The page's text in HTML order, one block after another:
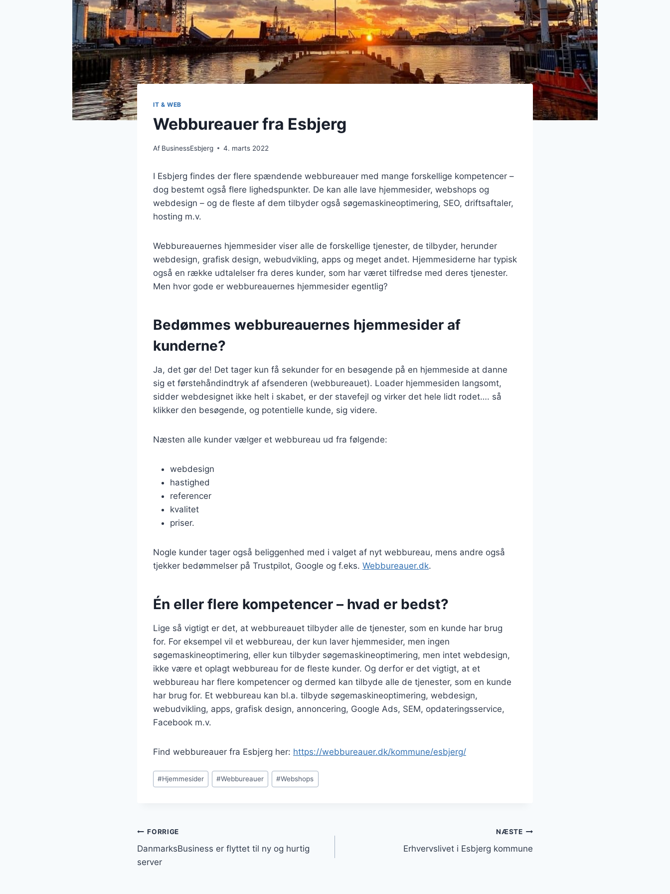
IT & WEB
Webbureauer fra Esbjerg
Af BusinessEsbjerg 4. marts 2022
I Esbjerg findes der flere spændende webbureauer med mange forskellige kompetencer –
dog bestemt også flere lighedspunkter. De kan alle lave hjemmesider, webshops og
webdesign – og de fleste af dem tilbyder også søgemaskineoptimering, SEO, driftsaftaler,
hosting m.v.
Webbureauernes hjemmesider viser alle de forskellige tjenester, de tilbyder, herunder
webdesign, grafisk design, webudvikling, apps og meget andet. Hjemmesiderne har typisk
også en række udtalelser fra deres kunder, som har været tilfredse med deres tjenester.
Men hvor gode er webbureauernes hjemmesider egentlig?
Bedømmes webbureauernes hjemmesider af
kunderne?
Ja, det gør de! Det tager kun få sekunder for en besøgende på en hjemmeside at danne
sig et førstehåndindtryk af afsenderen (webbureauet). Loader hjemmesiden langsomt,
sidder webdesignet ikke helt i skabet, er der stavefejl og virker det hele lidt rodet…. så
klikker den besøgende, og potentielle kunde, sig videre.
Næsten alle kunder vælger et webbureau ud fra følgende:
webdesign
hastighed
referencer
kvalitet
priser.
Nogle kunder tager også beliggenhed med i valget af nyt webbureau, mens andre også
tjekker bedømmelser på Trustpilot, Google og f.eks. Webbureauer.dk.
Én eller flere kompetencer – hvad er bedst?
Lige så vigtigt er det, at webbureauet tilbyder alle de tjenester, som en kunde har brug
for. For eksempel vil et webbureau, der kun laver hjemmesider, men ingen
søgemaskineoptimering, eller kun tilbyder søgemaskineoptimering, men intet webdesign,
ikke være et oplagt webbureau for de fleste kunder. Og derfor er det vigtigt, at et
webbureau har flere kompetencer og dermed kan tilbyde alle de tjenester, som en kunde
har brug for. Et webbureau kan bl.a. tilbyde søgemaskineoptimering, webdesign,
webudvikling, apps, grafisk design, annoncering, Google Ads, SEM, opdateringsservice,
Facebook m.v.
Find webbureauer fra Esbjerg her: https://webbureauer.dk/kommune/esbjerg/
Indlæg-
tags:
#Hjemmesider #Webbureauer #Webshops
Indlægsnavigation
FORRIGE
DanmarksBusiness er flyttet til ny og hurtig
server
NÆSTE
Erhvervslivet i Esbjerg kommune